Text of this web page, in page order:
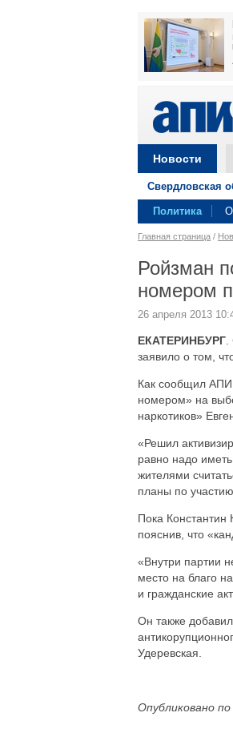
Новости
Свердловская
Политика
Главная страница /
Ройзман
номером
26 апреля 2013
ЕКАТЕРИНБУРГ
заявило о том,
Как сообщил АПИ
номером» на
наркотиков»
«Решил
равно надо
жителями
планы по
Пока Константин
пояснив, что
«Внутри партии
место на благо
и гражданские
Он также
Удеревская.
Опубликовано